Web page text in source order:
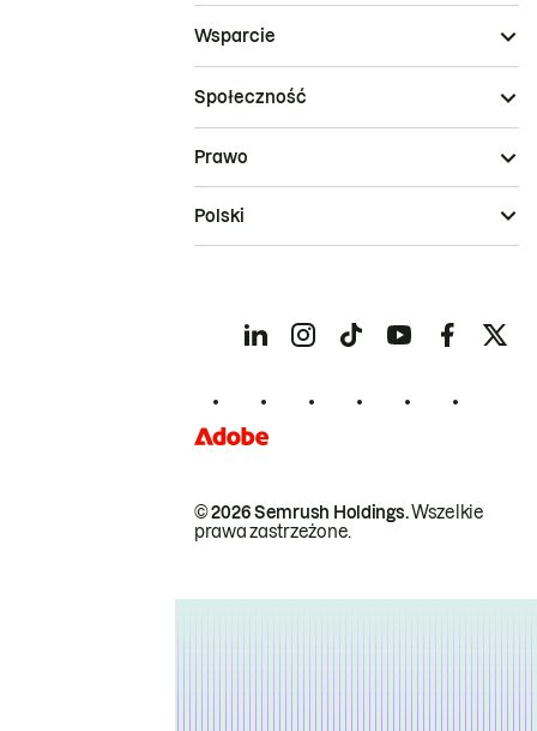
Wsparcie
Społeczność
© 2026 Semrush Holdings.Wszelkie
prawa zastrzeżone.
Prawo
Polski